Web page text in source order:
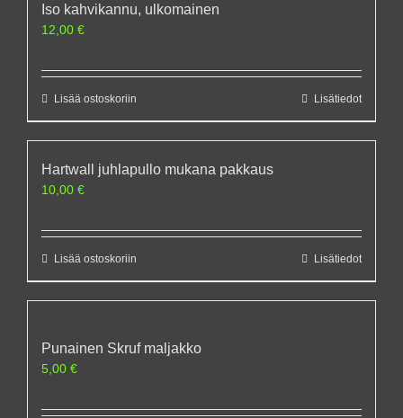
Iso kahvikannu, ulkomainen
12,00 €
Lisää ostoskoriin Lisätiedot
Hartwall juhlapullo mukana pakkaus
10,00 €
Lisää ostoskoriin Lisätiedot
Punainen Skruf maljakko
5,00 €